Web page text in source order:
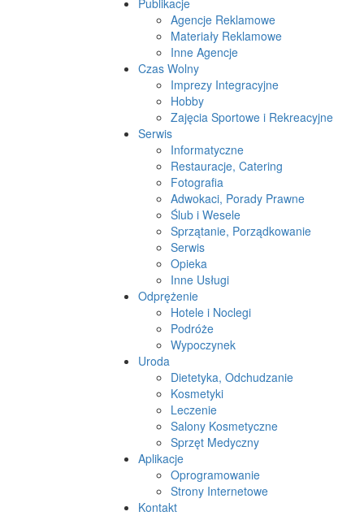
Publikacje
Agencje Reklamowe
Materiały Reklamowe
Inne Agencje
Czas Wolny
Imprezy Integracyjne
Hobby
Zajęcia Sportowe i Rekreacyjne
Serwis
Informatyczne
Restauracje, Catering
Fotografia
Adwokaci, Porady Prawne
Ślub i Wesele
Sprzątanie, Porządkowanie
Serwis
Opieka
Inne Usługi
Odprężenie
Hotele i Noclegi
Podróże
Wypoczynek
Uroda
Dietetyka, Odchudzanie
Kosmetyki
Leczenie
Salony Kosmetyczne
Sprzęt Medyczny
Aplikacje
Oprogramowanie
Strony Internetowe
Kontakt